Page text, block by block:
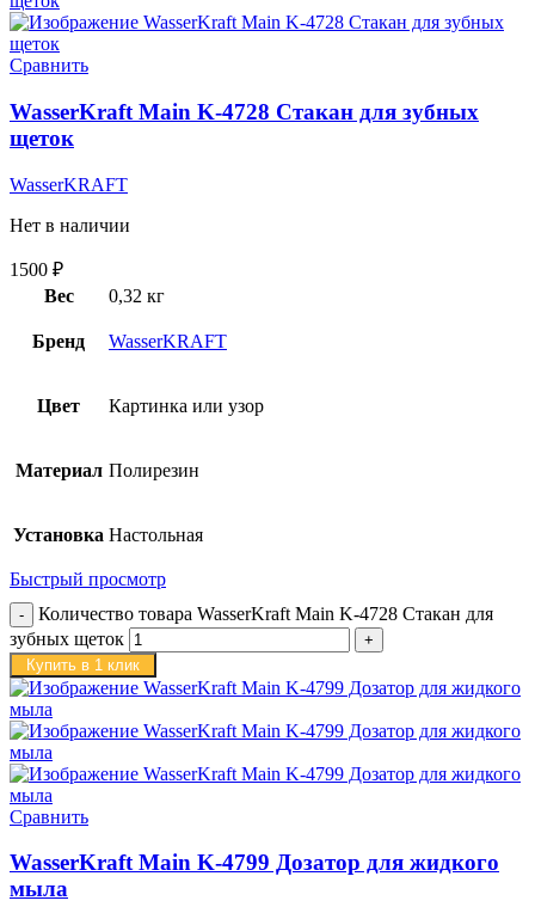
Сравнить
WasserKraft Main K-4728 Стакан для зубных
щеток
WasserKRAFT
Нет в наличии
1500 ₽
Вес
0,32 кг
Бренд WasserKRAFT
Цвет Картинка или узор
Материал Полирезин
Установка Настольная
Быстрый просмотр
Количество товара WasserKraft Main K-4728 Стакан для
зубных щеток
Купить в 1 клик
Сравнить
WasserKraft Main K-4799 Дозатор для жидкого
мыла